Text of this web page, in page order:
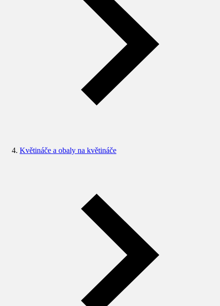
Květináče a obaly na květináče